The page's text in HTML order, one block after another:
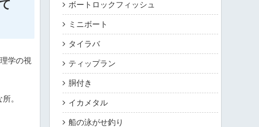
学の視
。
ボートロックフィッシュ
ミニボート
タイラバ
ティップラン
胴付き
イカメタル
船の泳がせ釣り